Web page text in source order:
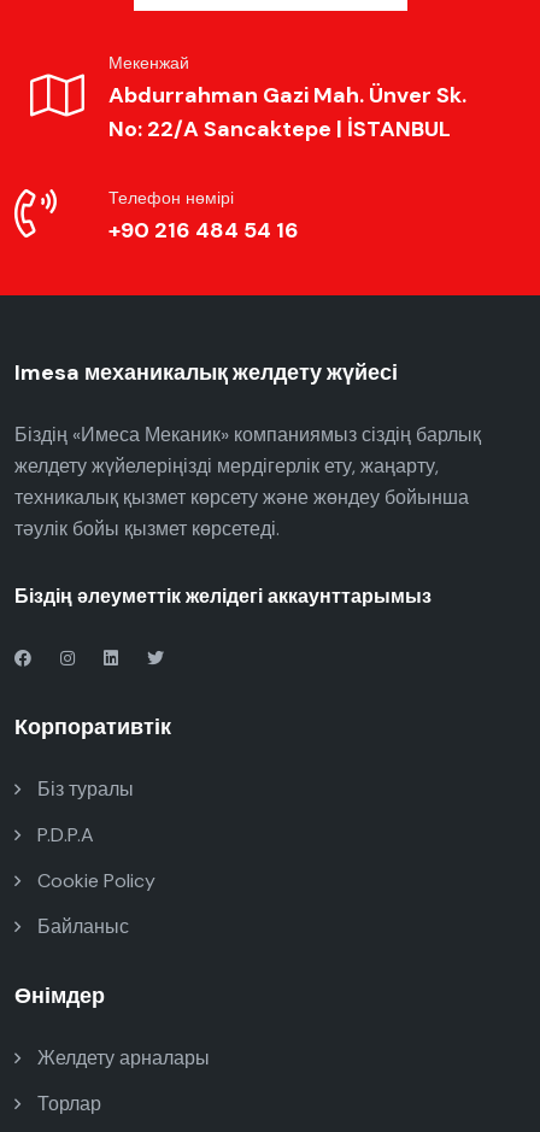
Телефон нөмірі
+90 216 484 54 16
Мекенжай
Abdurrahman Gazi Mah. Ünver Sk.
No: 22/A Sancaktepe | İSTANBUL
Imesa механикалық желдету жүйесі
Біздің «Имеса Меканик» компаниямыз сіздің барлық
желдету жүйелеріңізді мердігерлік ету, жаңарту,
техникалық қызмет көрсету және жөндеу бойынша
тәулік бойы қызмет көрсетеді.
Біздің әлеуметтік желідегі аккаунттарымыз
Корпоративтік
Біз туралы
P.D.P.A
Cookie Policy
Байланыс
Өнімдер
Желдету арналары
Торлар